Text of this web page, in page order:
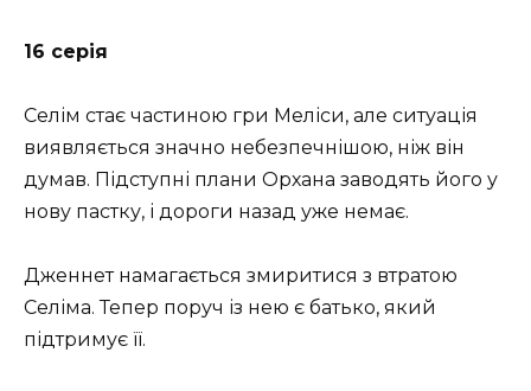
16 серія
Селім стає частиною гри Меліси, але ситуація
виявляється значно небезпечнішою, ніж він
думав. Підступні плани Орхана заводять його у
нову пастку, і дороги назад уже немає.
Дженнет намагається змиритися з втратою
Селіма. Тепер поруч із нею є батько, який
підтримує її.